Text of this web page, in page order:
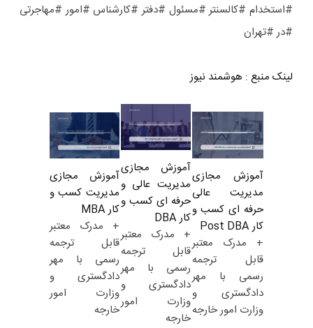
#استخدام #کالسنتر #مسئول #دفتر #کارشناس #امور #مهاجرتی
#در #تهران
لینک منبع : هوشمند نیوز
آموزش مجازی
مدیریت عالی
حرفه ای کسب و
کار Post DBA
+ مدرک معتبر
قابل ترجمه
رسمی با مهر
دادگستری و
وزارت امور خارجه
آموزش مجازی
مدیریت عالی و
حرفه ای کسب و
کار DBA
+ مدرک معتبر
قابل ترجمه
رسمی با مهر
دادگستری و
وزارت امور
خارجه
آموزش مجازی
مدیریت کسب و
کار MBA
+ مدرک معتبر
قابل ترجمه
رسمی با مهر
دادگستری و
وزارت امور
خارجه